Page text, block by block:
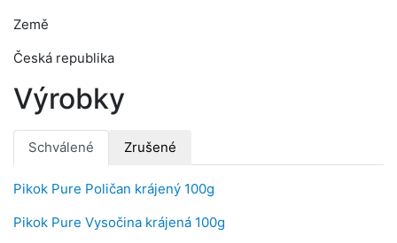
Země
Česká republika
Výrobky
Schválené Zrušené
Pikok Pure Poličan krájený 100g
Pikok Pure Vysočina krájená 100g